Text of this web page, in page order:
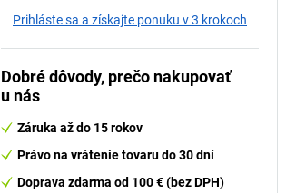
Prihláste sa a získajte ponuku v 3 krokoch
Dobré dôvody, prečo nakupovať
u nás
Záruka až do 15 rokov
Právo na vrátenie tovaru do 30 dní
Doprava zdarma od 100 € (bez DPH)